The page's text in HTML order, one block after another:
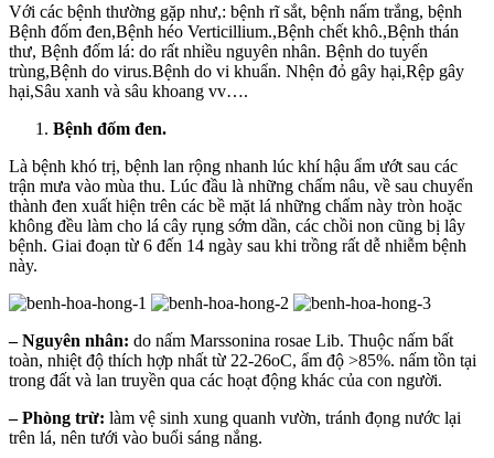
Với các bệnh thường gặp như,: bệnh rĩ sắt, bệnh nấm trắng, bệnh
Bệnh đốm đen,Bệnh héo Verticillium.,Bệnh chết khô.,Bệnh thán
thư, Bệnh đốm lá: do rất nhiều nguyên nhân. Bệnh do tuyến
trùng,Bệnh do virus.Bệnh do vi khuẩn. Nhện đỏ gây hại,Rệp gây
hại,Sâu xanh và sâu khoang vv….
Bệnh đốm đen.
Là bệnh khó trị, bệnh lan rộng nhanh lúc khí hậu ẩm ướt sau các
trận mưa vào mùa thu. Lúc đầu là những chấm nâu, về sau chuyển
thành đen xuất hiện trên các bề mặt lá những chấm này tròn hoặc
không đều làm cho lá cây rụng sớm dần, các chồi non cũng bị lây
bệnh. Giai đoạn từ 6 đến 14 ngày sau khi trồng rất dễ nhiễm bệnh
này.
– Nguyên nhân: do nấm Marssonina rosae Lib. Thuộc nấm bất
toàn, nhiệt độ thích hợp nhất từ 22-26oC, ẩm độ >85%. nấm tồn tại
trong đất và lan truyền qua các hoạt động khác của con người.
– Phòng trừ: làm vệ sinh xung quanh vườn, tránh đọng nước lại
trên lá, nên tưới vào buổi sáng nắng.